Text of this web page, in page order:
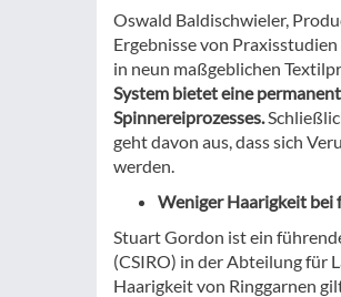
Oswald Baldischwieler,
Ergebnisse von
in neun maßgeblichen
System bietet eine
Spinnereiprozesses.
geht davon aus, dass sich
werden.
Weniger Haarigkeit bei
Stuart Gordon ist ein
(CSIRO) in der Abteilung für
Haarigkeit von Ringgarnen